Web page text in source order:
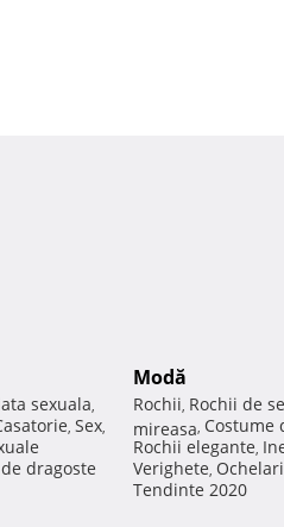
sexuala,
, Sex,
dragoste
Modă
Rochii, Rochii de
mireasa, Costume
Rochii elegante,
Verighete,
Tendinte 2020